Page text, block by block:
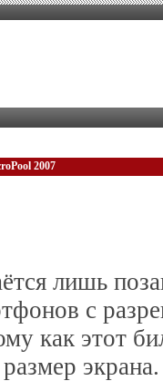
2007
лишь
с
как этот
экрана.